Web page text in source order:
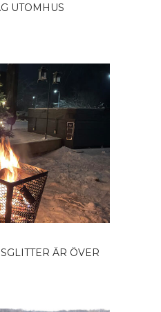
UTOMHUS
ÄR ÖVER